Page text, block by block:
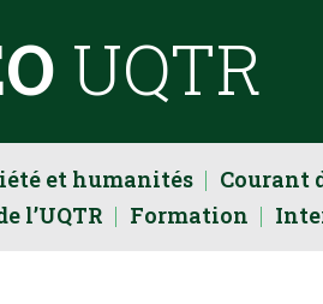
UQTR
et humanités Courant
l’UQTR Formation